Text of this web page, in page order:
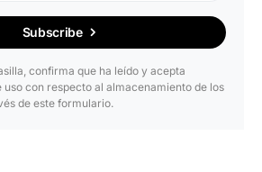
Subscribe
confirma que ha leído y acepta
uso con respecto al almacenamiento de los
de este formulario.